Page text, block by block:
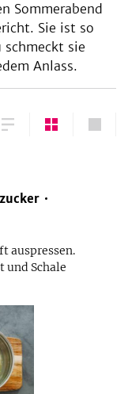
Sommerabend
Sie ist so
sie
Anlass.
auspressen.
Schale